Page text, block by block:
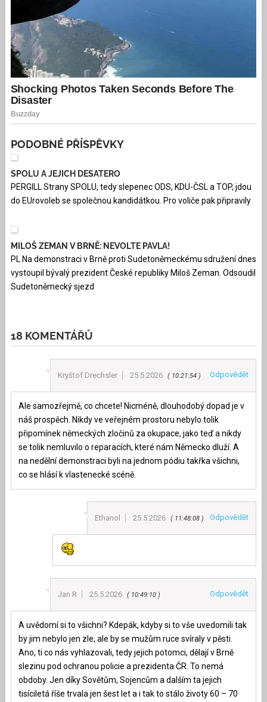
PODOBNÉ PŘÍSPĚVKY
SPOLU A JEJICH DESATERO
PERGILL Strany SPOLU, tedy slepenec ODS, KDU-ČSL a TOP, jdou
do EUrovoleb se společnou kandidátkou. Pro voliče pak připravily
MILOŠ ZEMAN V BRNĚ: NEVOLTE PAVLA!
PL Na demonstraci v Brně proti Sudetoněmeckému sdružení dnes
vystoupil bývalý prezident České republiky Miloš Zeman. Odsoudil
Sudetoněmecký sjezd
18 KOMENTÁŘŮ
Kryštof Drechsler 25.5.2026 10:21:54 Odpovědět
Ale samozřejmě, co chcete! Nicméně, dlouhodobý dopad je v
náš prospěch. Nikdy ve veřejném prostoru nebylo tolik
připomínek německých zločinů za okupace, jako teď a nikdy
se tolik nemluvilo o reparacích, které nám Německo dluží. A
na nedělní demonstraci byli na jednom pódiu takřka všichni,
co se hlásí k vlastenecké scéně.
Ethanol 25.5.2026 11:48:08 Odpovědět
Jan R 25.5.2026 10:49:10 Odpovědět
A uvědomí si to všichni? Kdepák, kdyby si to vše uvedomili tak
by jim nebylo jen zle, ale by se mužům ruce svíraly v pěsti.
Ano, ti co nás vyhlazovali, tedy jejich potomci, dělají v Brně
slezinu pod ochranou policie a prezidenta ČR. To nemá
obdoby. Jen díky Sovětům, Sojencům a dalším ta jejich
tisíciletá říše trvala jen šest let a i tak to stálo životy 60 – 70